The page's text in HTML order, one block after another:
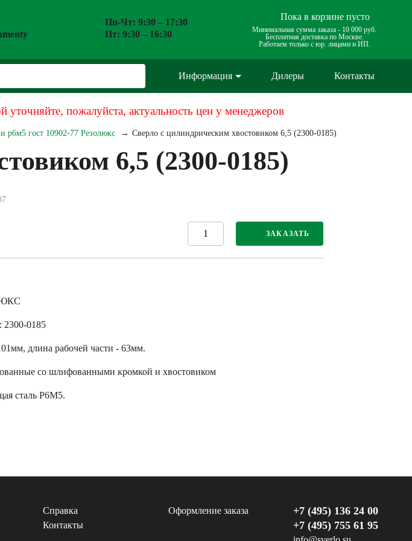
Пн-Чт: 9:30 – 17:30
Пт: 9:30 – 16:30
Пока в корзине пусто
Минимальная сумма заказа - 10 000 руб.
Бесплатная доставка по Москве.
Работаем только с юр. лицами и ИП.
Информация Дилеры Контакты
пожалуйста, актуальность цен у менеджеров
р6м5 гост 10902-77 Резолюкс Сверло с цилиндрическим хвостовиком 6,5 (2300-0185)
6,5 (2300-0185)
ЗАКАЗАТЬ
: 2300-0185
длина рабочей части - 63мм.
со шлифованными кромкой и хвостовиком
сталь Р6М5.
Справка
Оформление заказа
Контакты
+7 (495) 136 24 00
+7 (495) 755 61 95